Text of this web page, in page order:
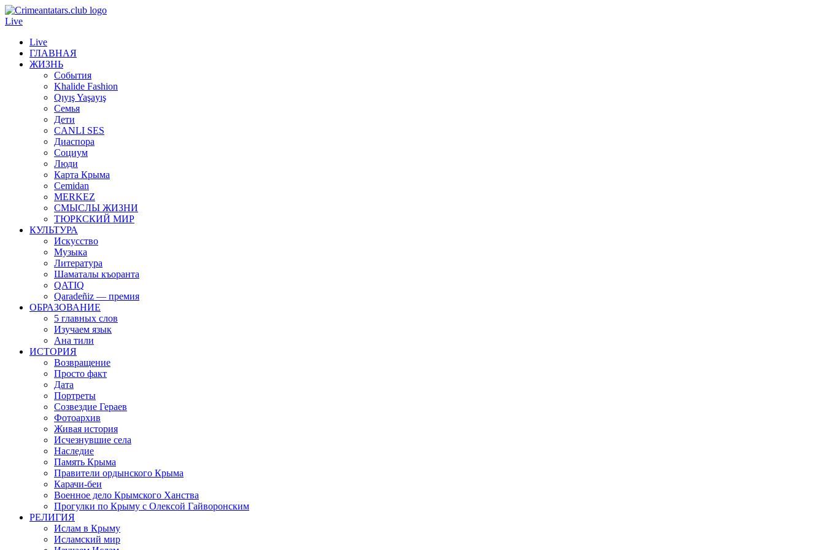
Live
Live
ГЛАВНАЯ
ЖИЗНЬ
События
Khalide Fashion
Qıyış Yaşayış
Семья
Дети
CANLI SES
Диаспора
Социум
Люди
Карта Крыма
Cemidan
МERKEZ
СМЫСЛЫ ЖИЗНИ
ТЮРКСКИЙ МИР
КУЛЬТУРА
Искусство
Музыка
Литература
Шаматалы къоранта
QATIQ
Qaradeñiz — премия
ОБРАЗОВАНИЕ
5 главных слов
Изучаем язык
Ана тили
ИСТОРИЯ
Возвращение
Просто факт
Дата
Портреты
Созвездие Гераев
Фотоархив
Живая история
Исчезнувшие села
Наследие
Память Крыма
Правители ордынского Крыма
Карачи-беи
Военное дело Крымского Ханства
Прогулки по Крыму с Олексой Гайворонским
РЕЛИГИЯ
Ислам в Крыму
Исламский мир